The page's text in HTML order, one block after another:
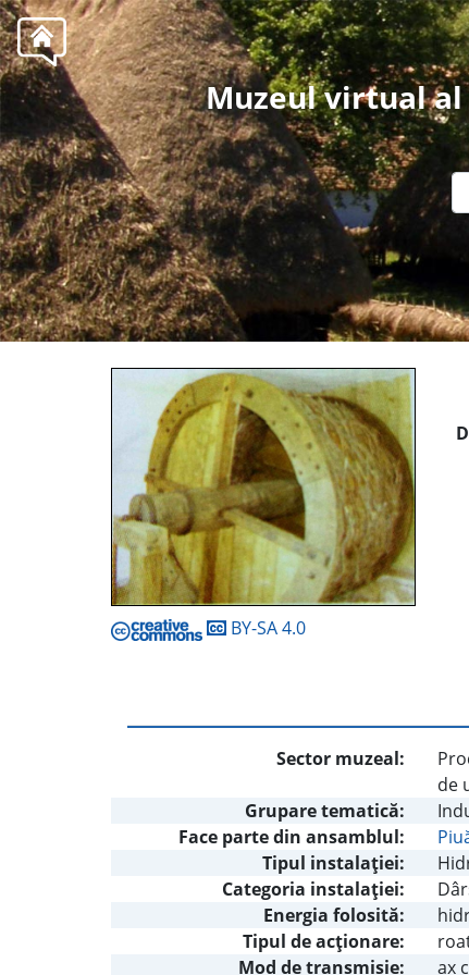
Muzeul virtual
BY-SA 4.0
Sector muzeal:
de
Grupare tematică:
Face parte din ansamblul:
Tipul instalaţiei:
Categoria instalaţiei:
Energia folosită:
Tipul de acţionare:
Mod de transmisie:
ax